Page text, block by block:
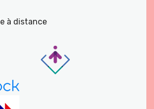
à distance